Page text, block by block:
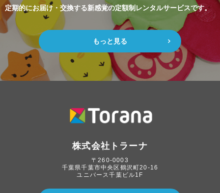
定期的にお届け・交換する新感覚の定額制レンタルサービスです。
もっと見る
株式会社トラーナ
〒260-0003
千葉県千葉市中央区鶴沢町20-16
ユニバース千葉ビル1F